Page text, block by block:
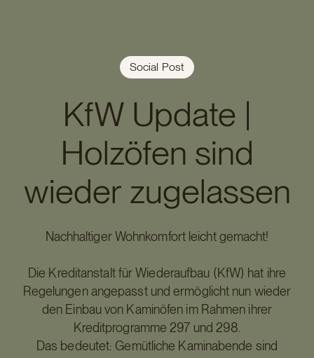
Social Post
KfW Update |
Holzöfen sind
wieder zugelassen
Nachhaltiger Wohnkomfort leicht gemacht!
Die Kreditanstalt für Wiederaufbau (KfW) hat ihre
Regelungen angepasst und ermöglicht nun wieder
den Einbau von Kaminöfen im Rahmen ihrer
Kreditprogramme 297 und 298.
Das bedeutet: Gemütliche Kaminabende sind